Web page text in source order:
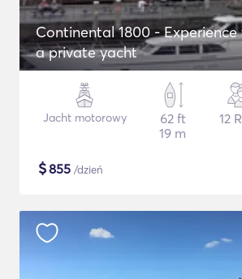
Continental 1800 -
a private yacht
Jacht motorowy
62 ft
19 m
12
$855 /dzień